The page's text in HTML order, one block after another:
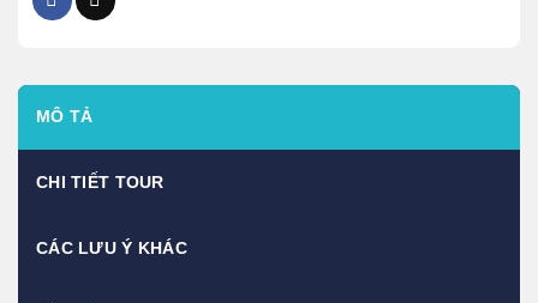
MÔ TẢ
CHI TIẾT TOUR
CÁC LƯU Ý KHÁC